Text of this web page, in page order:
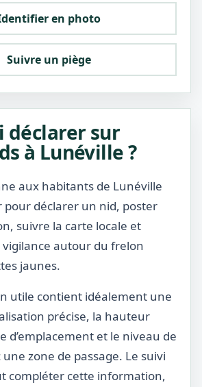
en photo
Suivre un piège
déclarer sur
à Lunéville ?
aux habitants de Lunéville
pour déclarer un nid, poster
suivre la carte locale et
autour du frelon
jaunes.
utile contient idéalement une
précise, la hauteur
d’emplacement et le niveau de
zone de passage. Le suivi
compléter cette information,